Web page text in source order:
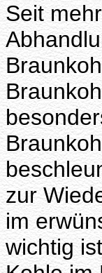
Seit
zur
im
wichtig